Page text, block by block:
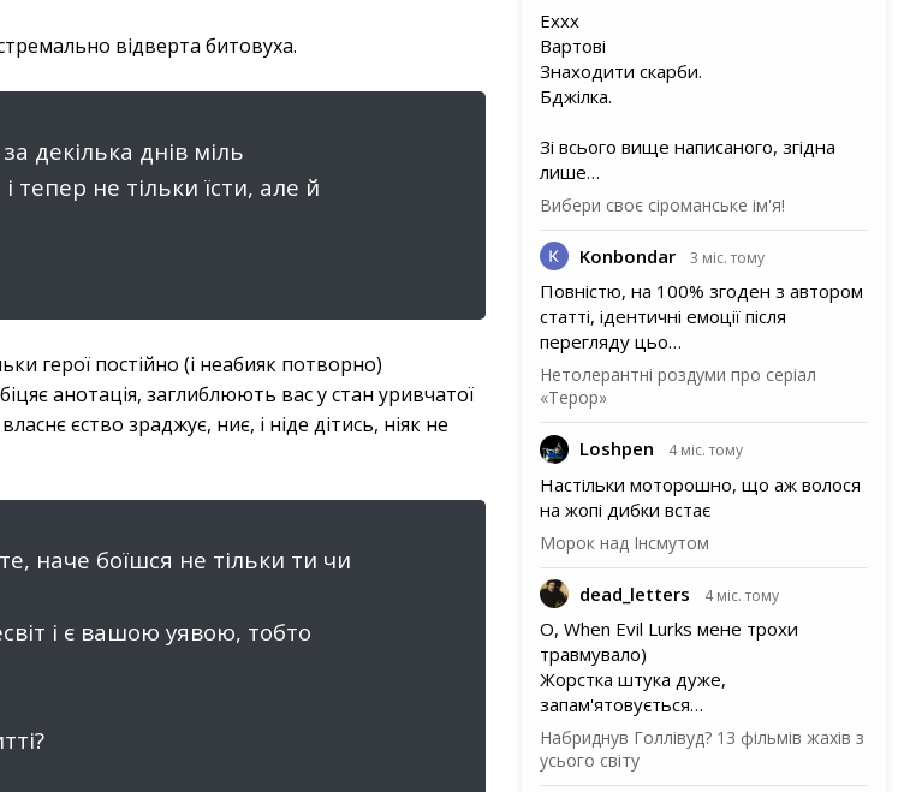
відверта битовуха.
декілька днів міль
тепер не тільки їсти, але й
герої постійно (і неабияк потворно)
анотація, заглиблюють вас у стан уривчатої
єство зраджує, ниє, і ніде дітись, ніяк не
наче боїшся не тільки ти чи
і є вашою уявою, тобто
Еххх
Вартові
Знаходити скарби.
Бджілка.
Зі всього вище написаного, згідна
лише…
Вибери своє сіроманське ім'я!
Konbondar 3 міс. тому
Повністю, на 100% згоден з автором
статті, ідентичні емоції після
перегляду цьо…
Нетолерантні роздуми про серіал
«Терор»
Loshpen 4 міс. тому
Настільки моторошно, що аж волося
на жопі дибки встає
Морок над Інсмутом
dead_letters 4 міс. тому
О, When Evil Lurks мене трохи
травмувало)
Жорстка штука дуже,
запам'ятовується…
Набриднув Голлівуд? 13 фільмів жахів з
усього світу